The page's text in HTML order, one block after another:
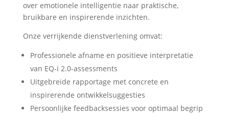
over emotionele intelligentie naar praktische,
bruikbare en inspirerende inzichten.
Onze verrijkende dienstverlening omvat:
Professionele afname en positieve interpretatie
van EQ-i 2.0-assessments
Uitgebreide rapportage met concrete en
inspirerende ontwikkelsuggesties
Persoonlijke feedbacksessies voor optimaal begrip